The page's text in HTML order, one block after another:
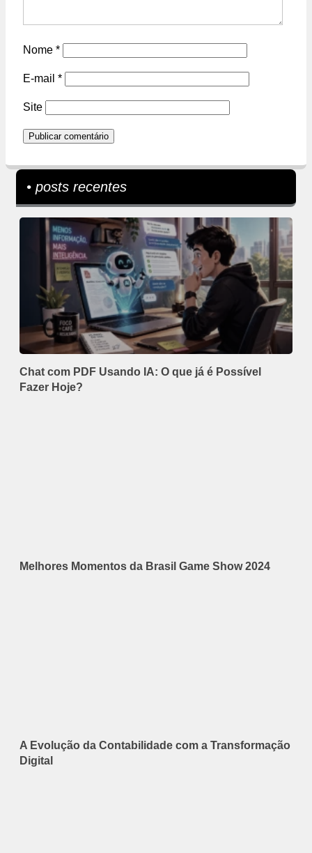
Nome *
E-mail *
Site
• posts recentes
Chat com PDF Usando IA: O que já é Possível
Fazer Hoje?
Melhores Momentos da Brasil Game Show 2024
A Evolução da Contabilidade com a Transformação
Digital